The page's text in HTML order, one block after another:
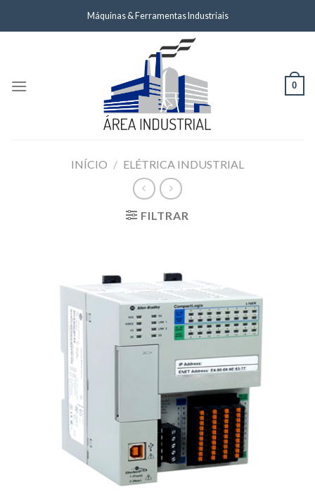
Máquinas & Ferramentas Industriais
0
INÍCIO / ELÉTRICA INDUSTRIAL
FILTRAR